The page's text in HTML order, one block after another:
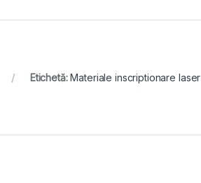
Etichetă:Materiale inscriptionare laser